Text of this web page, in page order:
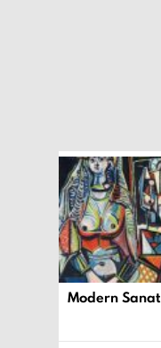
EN
YENI
İÇERIKLER
Modern Sanat